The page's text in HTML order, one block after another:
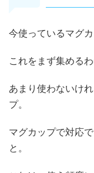
今使っているマグカ
これをまず集めるわ
あまり使わないけ
プ。
マグカップで対応
と。